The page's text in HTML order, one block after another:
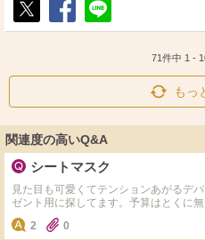
ポ
シ
送
71件中 1 -
もっ
関連度の高いQ&A
シートマスク
見た目も可愛くてテンションあがるデ
ゼント用に探してます。予算はとくに無
2
0